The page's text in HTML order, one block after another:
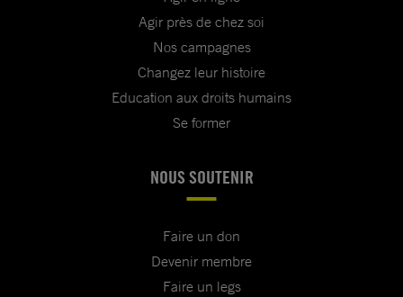
Agir près de chez soi
Nos campagnes
Changez leur histoire
Education aux droits humains
Se former
NOUS SOUTENIR
Faire un don
Devenir membre
Faire un legs